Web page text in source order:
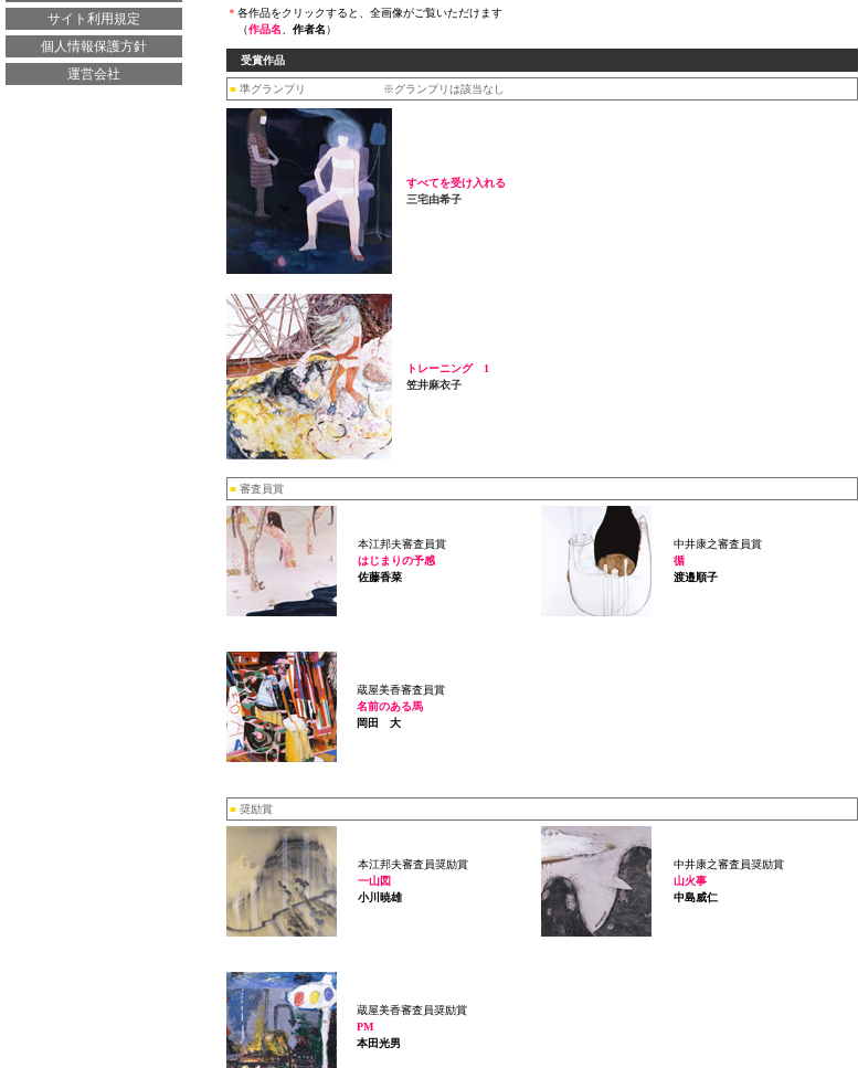
サイト利用規定
個人情報保護方針
運営会社
＊ 各作品をクリックすると、全画像がご覧いただけます
（作品名 作者名）
受賞作品
■ 準グランプリ ※グランプリは該当なし
すべてを受け入れる
三宅由希子
トレーニング 1
笠井麻衣子
■ 審査員賞
本江邦夫審査員賞
はじまりの予感
佐藤香菜
中井康之審査員賞
循
渡邉順子
蔵屋美香審査員賞
名前のある馬
岡田 大
■ 奨励賞
本江邦夫審査員奨励賞
一山図
小川暁雄
中井康之審査員奨励賞
山火事
中島威仁
蔵屋美香審査員奨励賞
PM
本田光男